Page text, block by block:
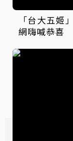
「台大五姬
網嗨喊恭喜